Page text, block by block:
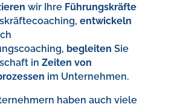
wir Ihre Führungskräfte
entwickeln
begleiten Sie
in Zeiten von
im Unternehmen.
haben auch viele